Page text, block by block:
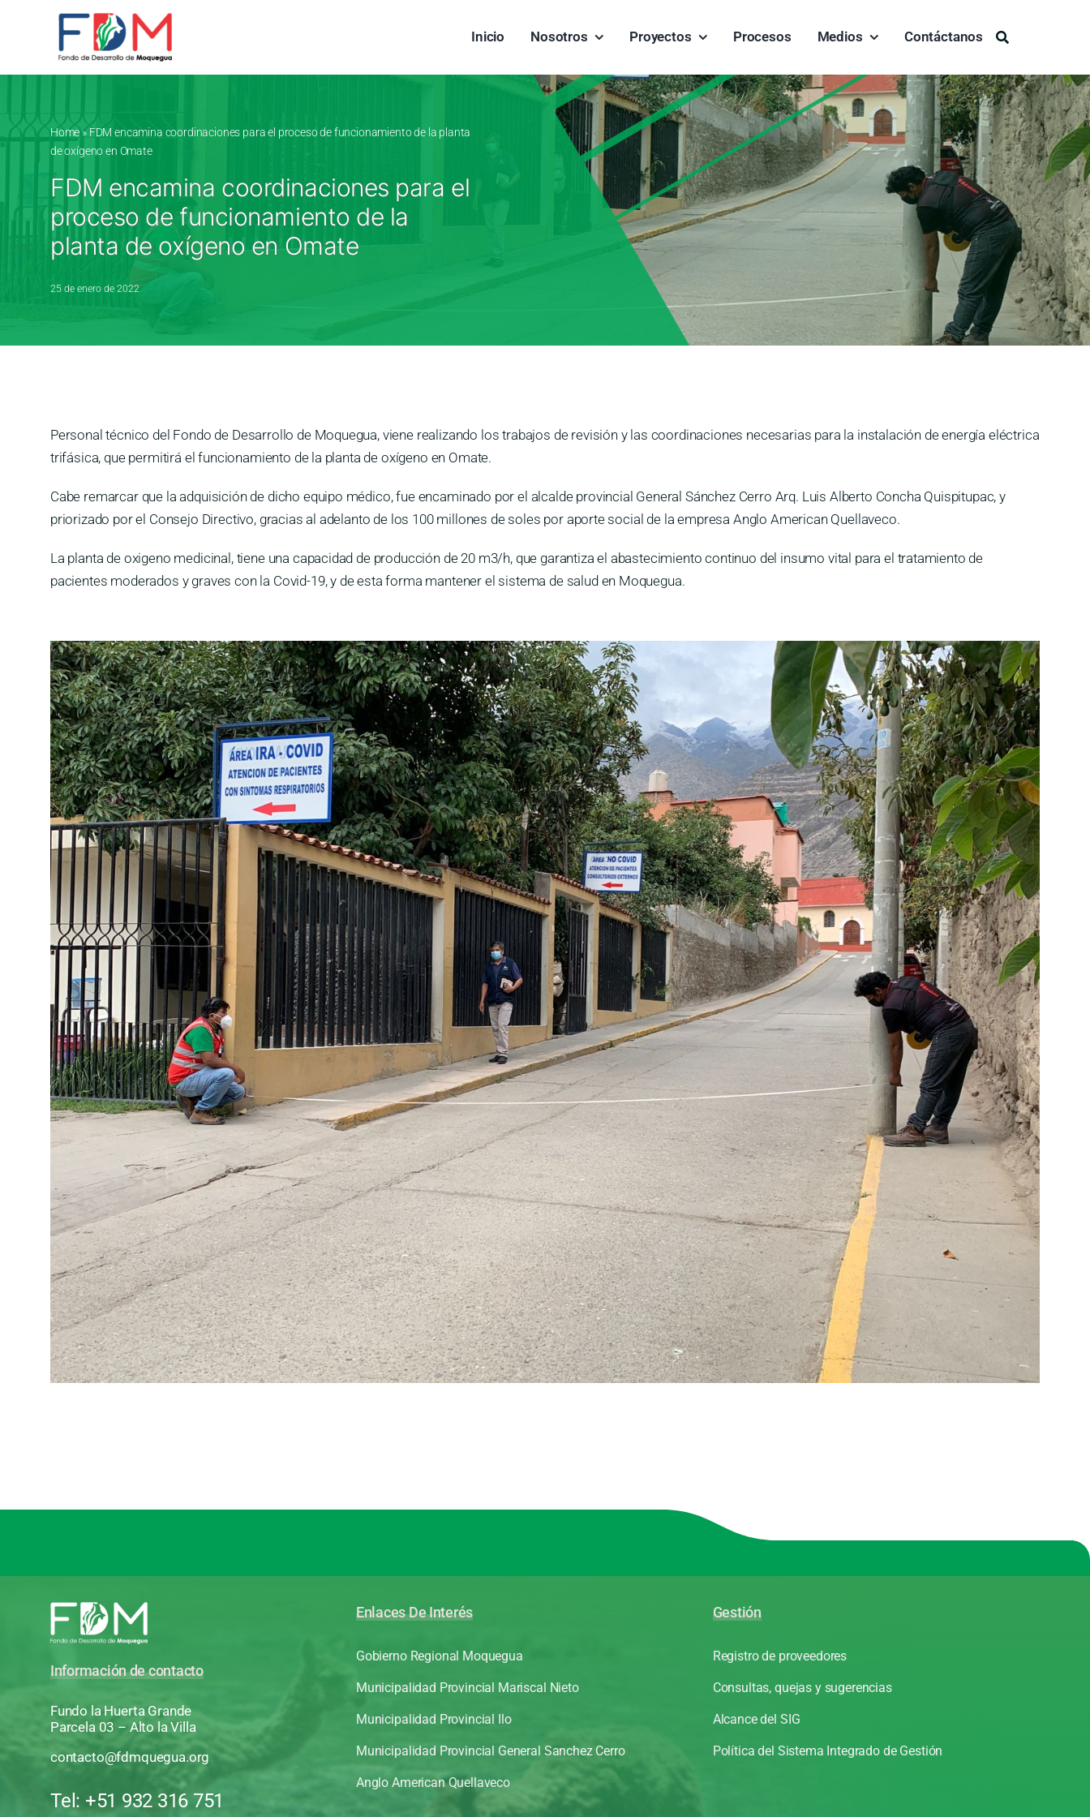
Skip to content
Inicio
Nosotros Proyectos Procesos Medios Contáctanos
Buscar:
Home» FDM encamina coordinaciones para el proceso de funcionamiento de la planta
de oxígeno en Omate
FDM encamina coordinaciones para el
proceso de funcionamiento de la
planta de oxígeno en Omate
25 de enero de 2022
Personal técnico del Fondo de Desarrollo de Moquegua, viene realizando los trabajos de revisión y las coordinaciones necesarias para la instalación de energía eléctrica
trifásica, que permitirá el funcionamiento de la planta de oxígeno en Omate.
Cabe remarcar que la adquisición de dicho equipo médico, fue encaminado por el alcalde provincial General Sánchez Cerro Arq. Luis Alberto Concha Quispitupac, y
priorizado por el Consejo Directivo, gracias al adelanto de los 100 millones de soles por aporte social de la empresa Anglo American Quellaveco.
La planta de oxigeno medicinal, tiene una capacidad de producción de 20 m3/h, que garantiza el abastecimiento continuo del insumo vital para el tratamiento de
pacientes moderados y graves con la Covid-19, y de esta forma mantener el sistema de salud en Moquegua.
Información de contacto
Fundo la Huerta Grande
Parcela 03 – Alto la Villa
contacto@fdmquegua.org
Tel: +51 932 316 751
Enlaces De Interés
Gobierno Regional Moquegua
Municipalidad Provincial Mariscal Nieto
Municipalidad Provincial Ilo
Municipalidad Provincial General Sanchez Cerro
Anglo American Quellaveco
Gestión
Registro de proveedores
Consultas, quejas y sugerencias
Alcance del SIG
Política del Sistema Integrado de Gestión